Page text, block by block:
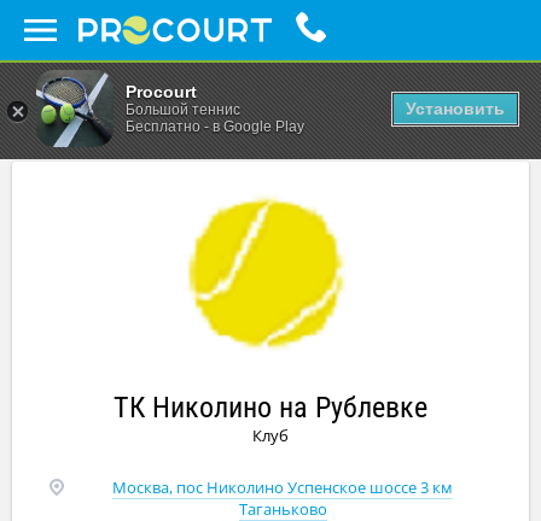
Procourt
Большой теннис
Бесплатно - в Google Play
Установить
ТК Николино на Рублевке
Клуб
Москва, пос Николино Успенское шоссе 3 км
Таганьково